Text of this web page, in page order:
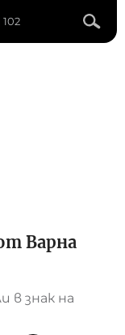
Варна
в знак на